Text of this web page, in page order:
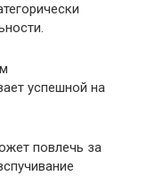
успешной на
повлечь за